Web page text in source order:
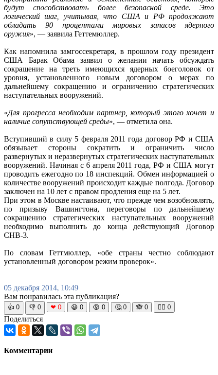
будут способствовать более безопасной среде. Это
логический шаг, учитывая, что США и РФ продолжают
обладать 90 процентами мировых запасов ядерного
оружия», — заявила Геттемюллер.
Как напомнила замгоссекретаря, в прошлом году президент
США Барак Обама заявил о желании начать обсуждать
сокращение на треть имеющихся ядерных боеголовок от
уровня, установленного новым договором о мерах по
дальнейшему сокращению и ограничению стратегических
наступательных вооружений.
«Для прогресса необходим партнер, который этого хочет и
наличие сопутствующей среды», — отметила она.
Вступивший в силу 5 февраля 2011 года договор РФ и США
обязывает стороны сократить и ограничить число
развернутых и неразвернутых стратегических наступательных
вооружений. Начиная с 6 апреля 2011 года, РФ и США могут
проводить ежегодно по 18 инспекций. Обмен информацией о
количестве вооружений происходит каждые полгода. Договор
заключен на 10 лет с правом продления еще на 5 лет.
При этом в Москве настаивают, что прежде чем возобновлять,
по призыву Вашингтона, переговоры по дальнейшему
сокращению стратегических наступательных вооружений
необходимо выполнить до конца действующий Договор
СНВ-3.
По словам Геттмюллер, «обе страны честно соблюдают
установленный договором режим проверок».
05 декабря 2014, 10:49
Вам понравилась эта публикация?
👍 0 👎 0 ❤ 0 😆 0 😡 0 🤔 0 🙈 0 🧘‍♀️ 0
Поделиться
Комментарии